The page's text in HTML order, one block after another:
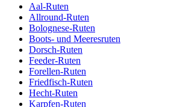
Aal-Ruten
Allround-Ruten
Bolognese-Ruten
Boots- und Meeresruten
Dorsch-Ruten
Feeder-Ruten
Forellen-Ruten
Friedfisch-Ruten
Hecht-Ruten
Karpfen-Ruten